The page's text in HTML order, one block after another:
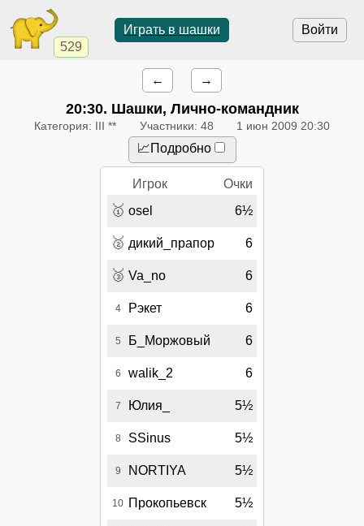
529
Войти
Играть в шашки
← →
20:30. Шашки, Лично-командник
Категория: III ** Участники: 48 1 июн 2009 20:30
📈Подробно
Игрок Очки
🥇 osel 6½
🥈 дикий_прапор 6
🥉 Va_no 6
4 Рэкет 6
5 Б_Моржовый 6
6 walik_2 6
7 Юлия_ 5½
8 SSinus 5½
9 NORTIYA 5½
10 Прокопьевск 5½